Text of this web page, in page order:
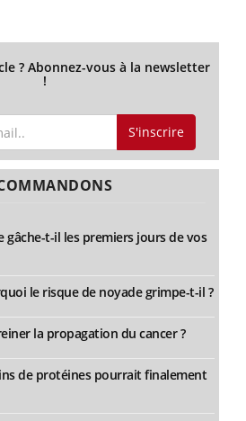
? Abonnez-vous à la newsletter
!
S'inscrire
t-il les premiers jours de vos
le risque de noyade grimpe-t-il ?
la propagation du cancer ?
de protéines pourrait finalement